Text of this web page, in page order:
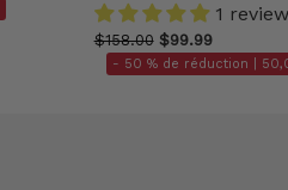
1 review
$158.00 $99.99
- 50 % de réduction |